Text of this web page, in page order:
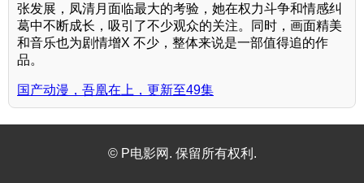
张发展，凤清月面临最大的考验，她在权力斗争和情感纠
葛中不断成长，吸引了不少观众的关注。同时，画面精美
和音乐也为剧情增X 不少，整体来说是一部值得追的作
品。
国产动漫，吾凰在上，更新至49集
© P电影网. 保留所有权利.